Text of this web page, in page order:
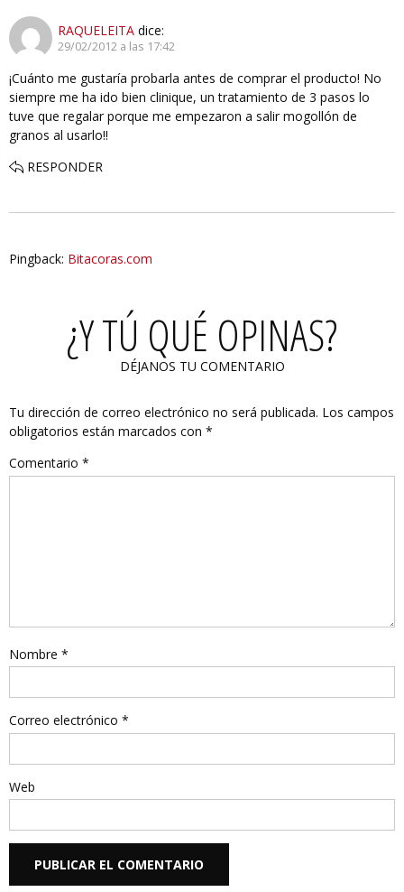
RAQUELEITA dice:
29/02/2012 a las 17:42
¡Cuánto me gustaría probarla antes de comprar el producto! No
siempre me ha ido bien clinique, un tratamiento de 3 pasos lo
tuve que regalar porque me empezaron a salir mogollón de
granos al usarlo!!
RESPONDER
Pingback: Bitacoras.com
¿Y TÚ QUÉ OPINAS?
DÉJANOS TU COMENTARIO
Tu dirección de correo electrónico no será publicada. Los campos
obligatorios están marcados con *
Comentario *
Nombre *
Correo electrónico *
Web